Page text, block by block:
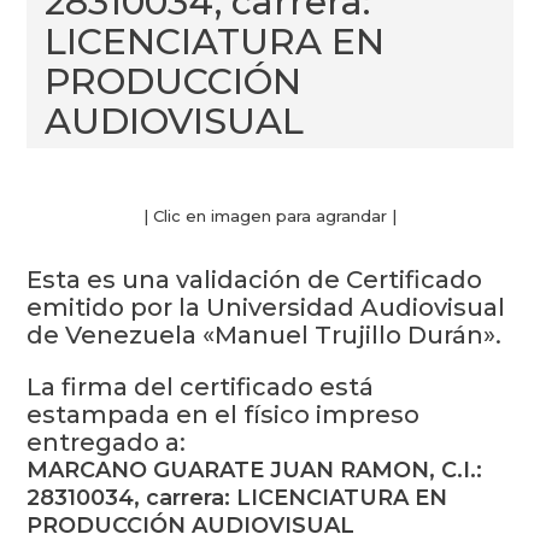
LICENCIATURA EN
PRODUCCIÓN
AUDIOVISUAL
| Clic en imagen para agrandar |
Esta es una validación de Certificado
emitido por la Universidad Audiovisual
de Venezuela «Manuel Trujillo Durán».
La firma del certificado está
estampada en el físico impreso
entregado a:
MARCANO GUARATE JUAN RAMON, C.I.:
28310034, carrera: LICENCIATURA EN
PRODUCCIÓN AUDIOVISUAL